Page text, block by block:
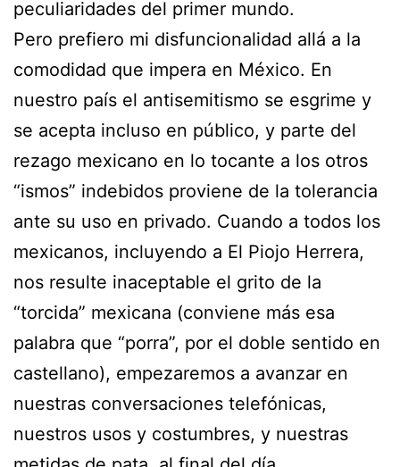
peculiaridades del primer mundo.
Pero prefiero mi disfuncionalidad allá a la
comodidad que impera en México. En
nuestro país el antisemitismo se esgrime y
se acepta incluso en público, y parte del
rezago mexicano en lo tocante a los otros
“ismos” indebidos proviene de la tolerancia
ante su uso en privado. Cuando a todos los
mexicanos, incluyendo a El Piojo Herrera,
nos resulte inaceptable el grito de la
“torcida” mexicana (conviene más esa
palabra que “porra”, por el doble sentido en
castellano), empezaremos a avanzar en
nuestras conversaciones telefónicas,
nuestros usos y costumbres, y nuestras